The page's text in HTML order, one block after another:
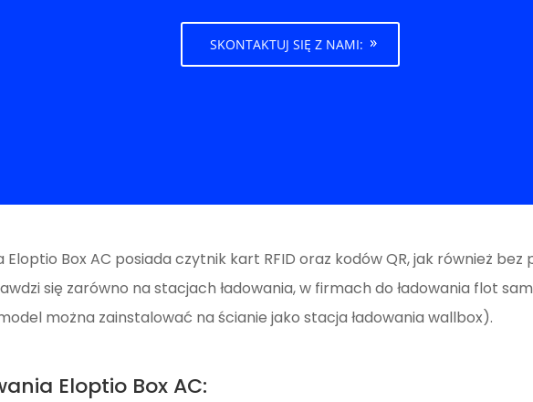
SKONTAKTUJ SIĘ Z NAMI:
Box AC posiada czytnik kart RFID oraz kodów QR, jak również bez
się zarówno na stacjach ładowania, w firmach do ładowania flot
można zainstalować na ścianie jako stacja ładowania wallbox).
Eloptio Box AC: